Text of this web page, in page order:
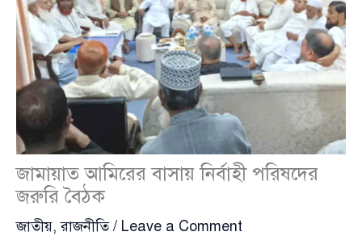
জামায়াত আমিরের বাসায় নির্বাহী পরিষদের
জরুরি বৈঠক
জাতীয়,রাজনীতি/ Leave a Comment